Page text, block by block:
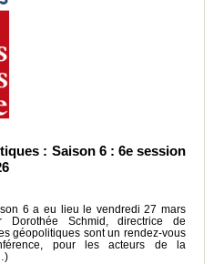
: Saison 6 : 6e session
6 a eu lieu le vendredi 27 mars
Schmid, directrice de
géopolitiques sont un rendez-vous
pour les acteurs de la